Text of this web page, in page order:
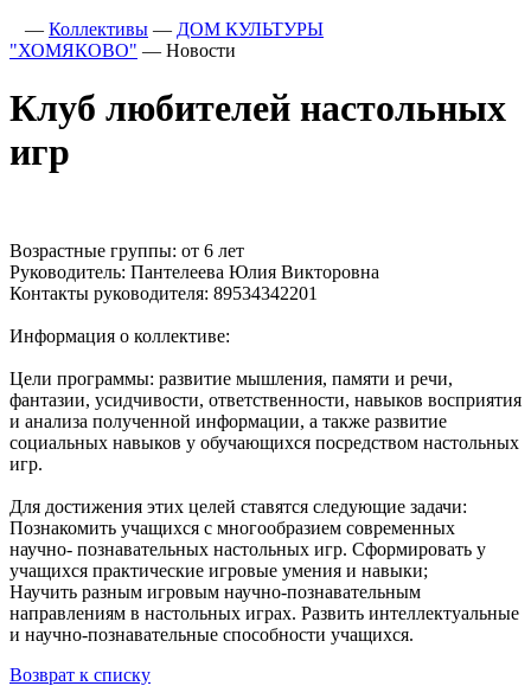
— Коллективы — ДОМ КУЛЬТУРЫ
"ХОМЯКОВО" — Новости
Клуб любителей настольных
игр
Возрастные группы: от 6 лет
Руководитель: Пантелеева Юлия Викторовна
Контакты руководителя: 89534342201
Информация о коллективе:
Цели программы: развитие мышления, памяти и речи,
фантазии, усидчивости, ответственности, навыков восприятия
и анализа полученной информации, а также развитие
социальных навыков у обучающихся посредством настольных
игр.
Для достижения этих целей ставятся следующие задачи:
Познакомить учащихся с многообразием современных
научно- познавательных настольных игр. Сформировать у
учащихся практические игровые умения и навыки;
Научить разным игровым научно-познавательным
направлениям в настольных играх. Развить интеллектуальные
и научно-познавательные способности учащихся.
Возврат к списку